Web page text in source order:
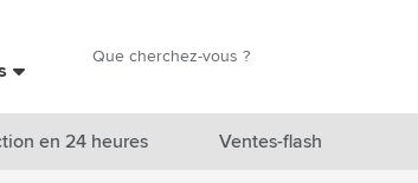
en 24 heures Ventes-flash